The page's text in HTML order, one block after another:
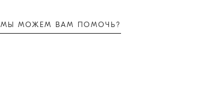
МЫ МОЖЕМ ВАМ ПОМОЧЬ?